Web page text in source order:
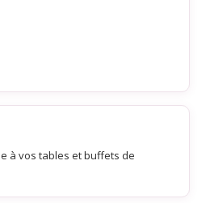
à vos tables et buffets de